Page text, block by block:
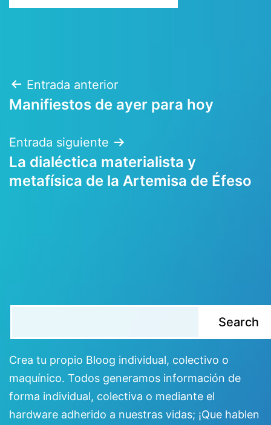
Navegación
de
entradas
Entrada anterior
Manifiestos de ayer para hoy
Entrada siguiente
La dialéctica materialista y
metafísica de la Artemisa de Éfeso
Search
Crea tu propio Bloog individual, colectivo o
maquínico. Todos generamos información de
forma individual, colectiva o mediante el
hardware adherido a nuestras vidas; ¡Que hablen